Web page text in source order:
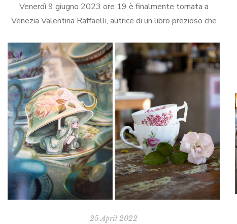
Venerdì 9 giugno 2023 ore 19 è finalmente tornata a
Venezia Valentina Raffaelli, autrice di un libro prezioso che
alimentare, […]
25 April 2022